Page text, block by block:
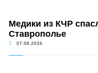
Медики из КЧР
Ставрополье
07.08.2026